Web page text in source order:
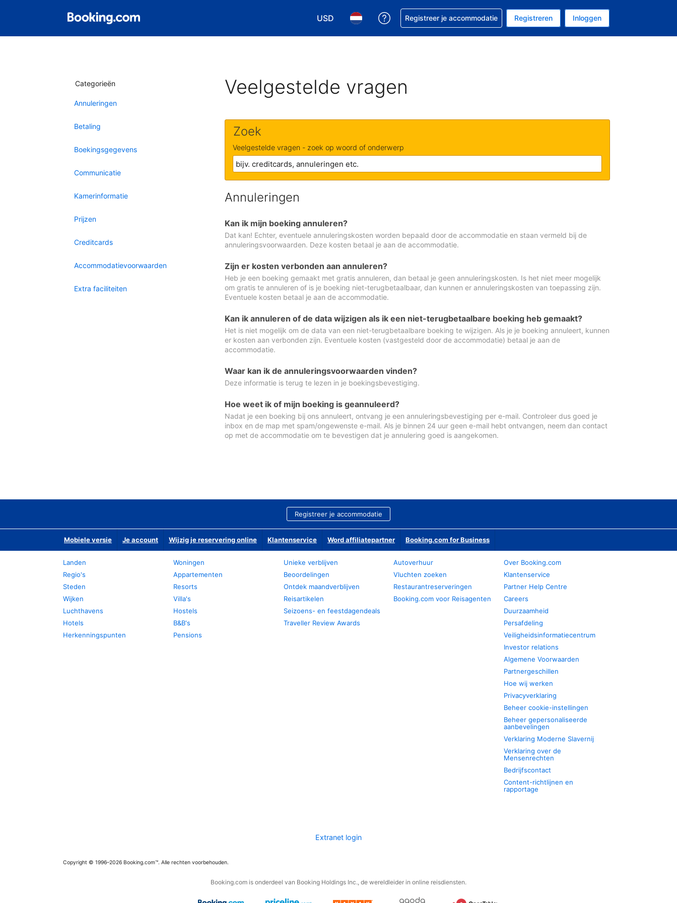
USD
Kies je valuta. Je huidige valuta is Amerikaanse dollar
Kies je taal. Je huidige taal is Nederlands
Krijg hulp bij je reservering
Registreer je accommodatie Registreren Inloggen
Categorieën
Annuleringen
Betaling
Boekingsgegevens
Communicatie
Kamerinformatie
Prijzen
Creditcards
Accommodatievoorwaarden
Extra faciliteiten
Veelgestelde vragen
Zoek
Veelgestelde vragen - zoek op woord of onderwerp
Annuleringen
Kan ik mijn boeking annuleren?
Dat kan! Echter, eventuele annuleringskosten worden bepaald door de accommodatie en staan vermeld bij de
annuleringsvoorwaarden. Deze kosten betaal je aan de accommodatie.
Zijn er kosten verbonden aan annuleren?
Heb je een boeking gemaakt met gratis annuleren, dan betaal je geen annuleringskosten. Is het niet meer mogelijk
om gratis te annuleren of is je boeking niet-terugbetaalbaar, dan kunnen er annuleringskosten van toepassing zijn.
Eventuele kosten betaal je aan de accommodatie.
Kan ik annuleren of de data wijzigen als ik een niet-terugbetaalbare boeking heb gemaakt?
Het is niet mogelijk om de data van een niet-terugbetaalbare boeking te wijzigen. Als je je boeking annuleert, kunnen
er kosten aan verbonden zijn. Eventuele kosten (vastgesteld door de accommodatie) betaal je aan de
accommodatie.
Waar kan ik de annuleringsvoorwaarden vinden?
Deze informatie is terug te lezen in je boekingsbevestiging.
Hoe weet ik of mijn boeking is geannuleerd?
Nadat je een boeking bij ons annuleert, ontvang je een annuleringsbevestiging per e-mail. Controleer dus goed je
inbox en de map met spam/ongewenste e-mail. Als je binnen 24 uur geen e-mail hebt ontvangen, neem dan contact
op met de accommodatie om te bevestigen dat je annulering goed is aangekomen.
Registreer je accommodatie
Mobiele versie Je account Wijzig je reservering online Klantenservice Word affiliatepartner Booking.com for Business
Landen
Regio's
Steden
Wijken
Luchthavens
Hotels
Herkenningspunten
Woningen
Appartementen
Resorts
Villa's
Hostels
B&B's
Pensions
Unieke verblijven
Beoordelingen
Ontdek maandverblijven
Reisartikelen
Seizoens- en feestdagendeals
Traveller Review Awards
Autoverhuur
Vluchten zoeken
Restaurantreserveringen
Booking.com voor Reisagenten
Over Booking.com
Klantenservice
Partner Help Centre
Careers
Duurzaamheid
Persafdeling
Veiligheidsinformatiecentrum
Investor relations
Algemene Voorwaarden
Partnergeschillen
Hoe wij werken
Privacyverklaring
Beheer cookie-instellingen
Beheer gepersonaliseerde
aanbevelingen
Verklaring Moderne Slavernij
Verklaring over de
Mensenrechten
Bedrijfscontact
Content-richtlijnen en
rapportage
Extranet login
Copyright © 1996–2026 Booking.com™. Alle rechten voorbehouden.
Booking.com is onderdeel van Booking Holdings Inc., de wereldleider in online reisdiensten.